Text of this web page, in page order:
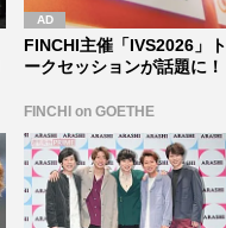
FINCHI主催「IVS2026」ト
ークセッションが話題に！
FINCHI on GOETHE